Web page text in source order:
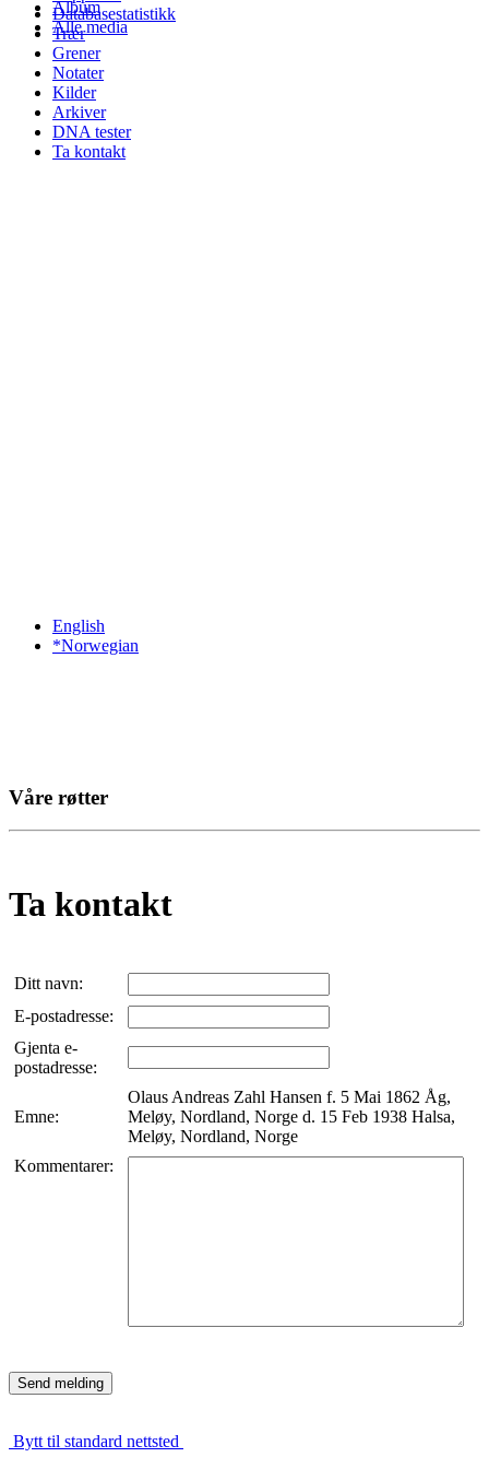
Album
Alle media
Databasestatistikk
Trær
Grener
Notater
Kilder
Arkiver
DNA tester
Ta kontakt
English
*Norwegian
Våre røtter
Ta kontakt
Ditt navn:
E-postadresse:
Gjenta e-
postadresse:
Emne:
Olaus Andreas Zahl Hansen f. 5 Mai 1862 Åg,
Meløy, Nordland, Norge d. 15 Feb 1938 Halsa,
Meløy, Nordland, Norge
Kommentarer:
Bytt til standard nettsted